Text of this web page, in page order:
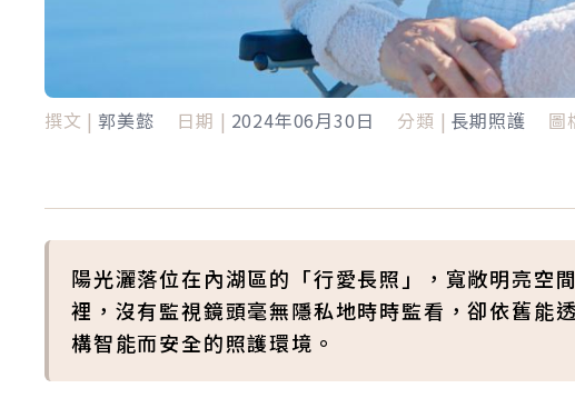
撰文 | 郭美懿 日期 | 2024年06月30日 分類 | 長期照護 圖
陽光灑落位在內湖區的「行愛長照」，寬敞明亮空
裡，沒有監視鏡頭毫無隱私地時時監看，卻依舊能
構智能而安全的照護環境。